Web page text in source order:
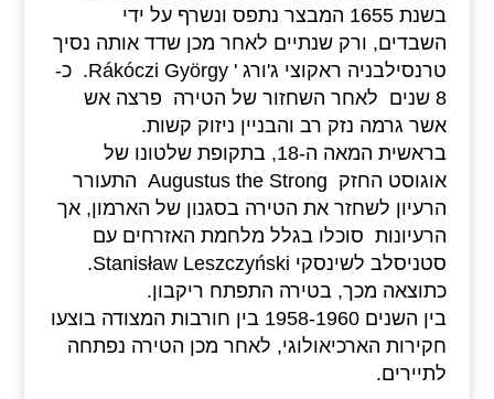
בשנת 1655 המבצר נתפס ונשרף על ידי
השבדים, ורק שנתיים לאחר מכן שדד אותה נסיך
טרנסילבניה ראקוצי ג'ורג ' Rákóczi György. כ-
8 שנים לאחר השחזור של הטירה פרצה אש
אשר גרמה נזק רב והבניין ניזוק קשות.
בראשית המאה ה-18, בתקופת שלטונו של
אוגוסט החזק Augustus the Strong התעורר
הרעיון לשחזר את הטירה בסגנון של הארמון, אך
הרעיונות סוכלו בגלל מלחמת האזרחים עם
סטניסלב לשינסקי Stanisław Leszczyński.
כתוצאה מכך, בטירה התפתח ריקבון.
בין השנים 1958-1960 בין חורבות המצודה בוצעו
חקירות הארכיאולוגי, לאחר מכן הטירה נפתחה
לתיירים.